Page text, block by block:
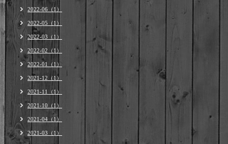
2022-06（1）
2022-05（1）
2022-03（1）
2022-02（1）
2022-01（1）
2021-12（1）
2021-11（1）
2021-10（1）
2021-04（1）
2021-03（1）